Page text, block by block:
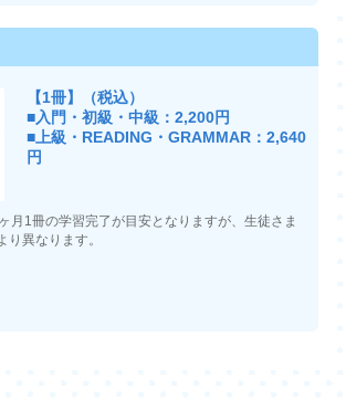
【1冊】（税込）
■入門・初級・中級：2,200円
■上級・READING・GRAMMAR：2,640
円
月1冊の学習完了が目安となりますが、生徒さま
り異なります。